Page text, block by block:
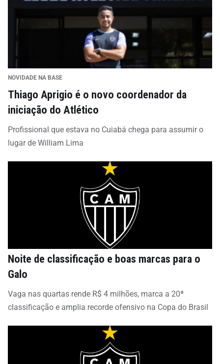
NOVIDADE NA BASE
Thiago Aprigio é o novo coordenador da
iniciação do Atlético
Profissional que estava no Cuiabá chega para assumir o
lugar de William Lima
Noite de classificação e boas marcas para o
Galo
Vaga nas quartas rende R$ 4 milhões, marca a 20ª
classificação e amplia recorde ofensivo na Copa do Brasil